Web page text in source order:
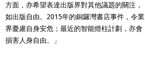
方面，亦希望表達出版界對其他議題的關注，
如出版自由。2015年的銅鑼灣書店事件，令業
界憂慮自身安危；最近的智能燈柱計劃，亦會
損害人身自由。」